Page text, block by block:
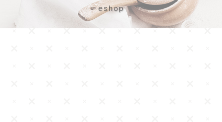
eshop